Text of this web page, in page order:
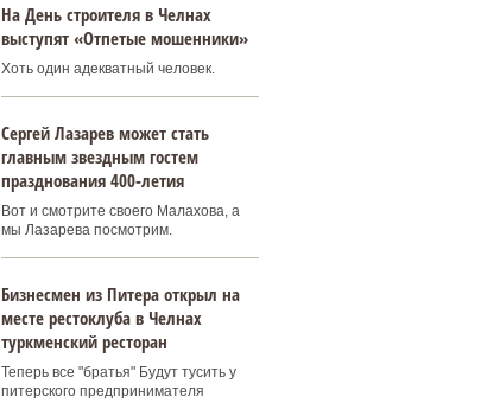
На День строителя в Челнах
выступят «Отпетые мошенники»
Хоть один адекватный человек.
Сергей Лазарев может стать
главным звездным гостем
празднования 400‑летия
Вот и смотрите своего Малахова, а
мы Лазарева посмотрим.
Бизнесмен из Питера открыл на
месте рестоклуба в Челнах
туркменский ресторан
Теперь все "братья" Будут тусить у
питерского предпринимателя